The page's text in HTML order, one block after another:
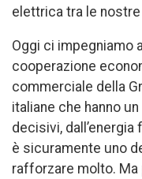
elettrica tra le nostre
Oggi ci impegniamo
cooperazione
commerciale della
italiane che hanno
decisivi, dall’energia
è sicuramente uno
rafforzare molto.